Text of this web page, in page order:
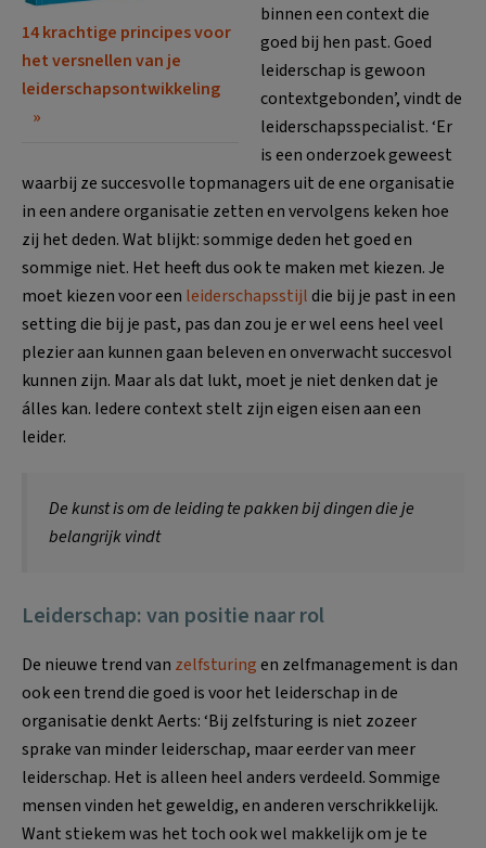
14 krachtige principes voor
het versnellen van je
leiderschapsontwikkeling
binnen een context die
goed bij hen past. Goed
leiderschap is gewoon
contextgebonden’, vindt de
leiderschapsspecialist. ‘Er
is een onderzoek geweest
waarbij ze succesvolle topmanagers uit de ene organisatie
in een andere organisatie zetten en vervolgens keken hoe
zij het deden. Wat blijkt: sommige deden het goed en
sommige niet. Het heeft dus ook te maken met kiezen. Je
moet kiezen voor een leiderschapsstijldie bij je past in een
setting die bij je past, pas dan zou je er wel eens heel veel
plezier aan kunnen gaan beleven en onverwacht succesvol
kunnen zijn. Maar als dat lukt, moet je niet denken dat je
álles kan. Iedere context stelt zijn eigen eisen aan een
leider.
De kunst is om de leiding te pakken bij dingen die je
belangrijk vindt
Leiderschap: van positie naar rol
De nieuwe trend van zelfsturingen zelfmanagement is dan
ook een trend die goed is voor het leiderschap in de
organisatie denkt Aerts: ‘Bij zelfsturing is niet zozeer
sprake van minder leiderschap, maar eerder van meer
leiderschap. Het is alleen heel anders verdeeld. Sommige
mensen vinden het geweldig, en anderen verschrikkelijk.
Want stiekem was het toch ook wel makkelijk om je te